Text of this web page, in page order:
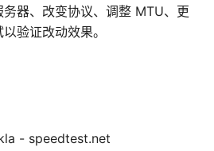
器、改变协议、调整 MTU、更
验证改动效果。
- speedtest.net